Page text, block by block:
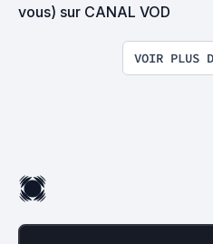
vous) sur CANAL VOD
VOIR PLUS